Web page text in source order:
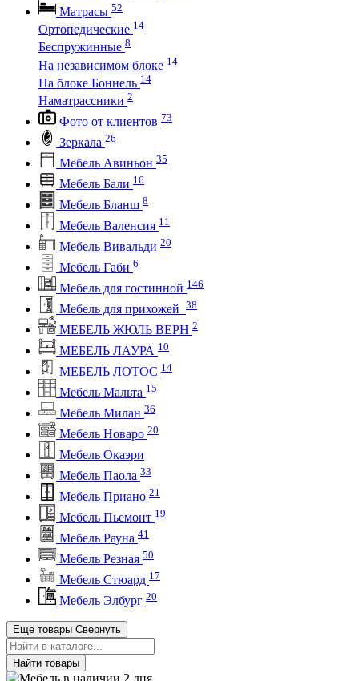
Матрасы 52
Ортопедические 14
Беспружинные 8
На независимом блоке 14
На блоке Боннель 14
Наматрассники 2
Фото от клиентов 73
Зеркала 26
Мебель Авиньон 35
Мебель Бали 16
Мебель Бланш 8
Мебель Валенсия 11
Мебель Вивальди 20
Мебель Габи 6
Мебель для гостинной 146
Мебель для прихожей 38
МЕБЕЛЬ ЖЮЛЬ ВЕРН 2
МЕБЕЛЬ ЛАУРА 10
МЕБЕЛЬ ЛОТОС 14
Мебель Мальта 15
Мебель Милан 36
Мебель Новаро 20
Мебель Окаэри
Мебель Паола 33
Мебель Приано 21
Мебель Пьемонт 19
Мебель Рауна 41
Мебель Резная 50
Мебель Стюард 17
Мебель Элбург 20
Еще товары Свернуть
Найти товары